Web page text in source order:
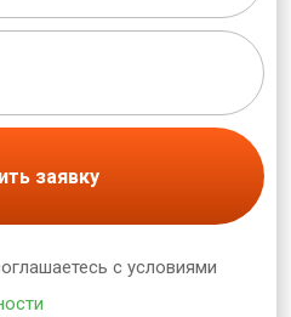
заявку
с условиями